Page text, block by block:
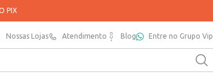
5X SEM JUROS*
Nossas Lojas Atendimento Blog Entre no Grupo Vip